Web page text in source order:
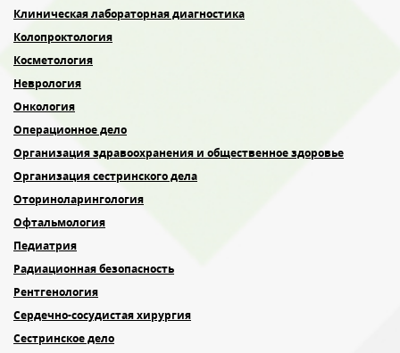
Клиническая лабораторная диагностика
Колопроктология
Косметология
Неврология
Онкология
Операционное дело
Организация здравоохранения и общественное здоровье
Организация сестринского дела
Оториноларингология
Офтальмология
Педиатрия
Радиационная безопасность
Рентгенология
Сердечно-сосудистая хирургия
Сестринское дело